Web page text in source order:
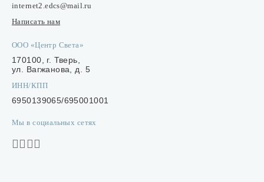
internet2.edcs@mail.ru
Написать нам
ООО «Центр Света»
170100, г. Тверь,
ул. Вагжанова, д. 5
ИНН/КПП
6950139065/695001001
Мы в социальных сетях